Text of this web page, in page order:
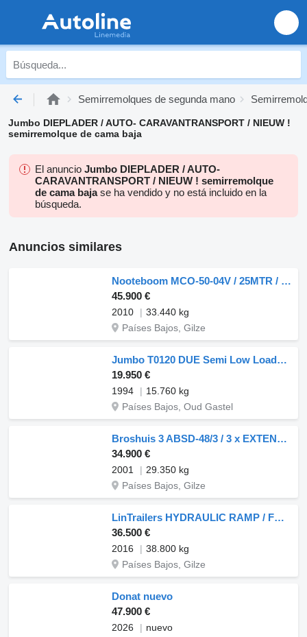
Semirremolques de segunda mano
Jumbo DIEPLADER / AUTO- CARAVANTRANSPORT / NIEUW !
semirremolque de cama baja
El anuncio Jumbo DIEPLADER / AUTO-
CARAVANTRANSPORT / NIEUW ! semirremolque
de cama bajase ha vendido y no está incluido en la
búsqueda.
Anuncios similares
Nooteboom MCO-50-04V / 25MTR / 2X EXTENDABLE / MEGA / LOWDECK
45.900 €
2010
33.440 kg
Países Bajos, Gilze
Jumbo T0120 DUE Semi Low Loader - 2-Axles BPW - Extendable - Wheel arc
19.950 €
1994
15.760 kg
Países Bajos, Oud Gastel
Broshuis 3 ABSD-48/3 / 3 x EXTENDABLE / 33 mtr
34.900 €
2001
29.350 kg
Países Bajos, Gilze
LinTrailers HYDRAULIC RAMP / FORK LIFT - MACHINE TRANSPORT
36.500 €
2016
38.800 kg
Países Bajos, Gilze
Donat nuevo
47.900 €
2026
nuevo